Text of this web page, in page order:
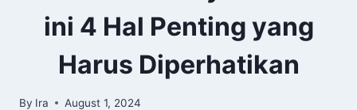
ini 4 Hal Penting yang
Harus Diperhatikan
By Ira August 1, 2024